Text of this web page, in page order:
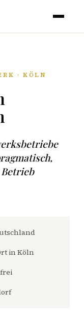
· KÖLN
in Köln